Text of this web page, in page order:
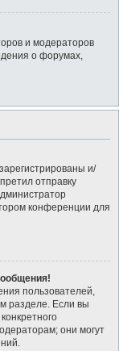
и модераторов
о форумах,
и/
отправку
конференции для
пользователей,
разделе. Если вы
они могут